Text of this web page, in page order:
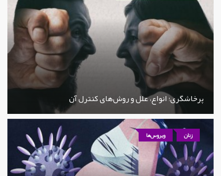
پرخاشگری؛ انواع، علل و روش‌های کنترل آن
زنان ویروس‌ها